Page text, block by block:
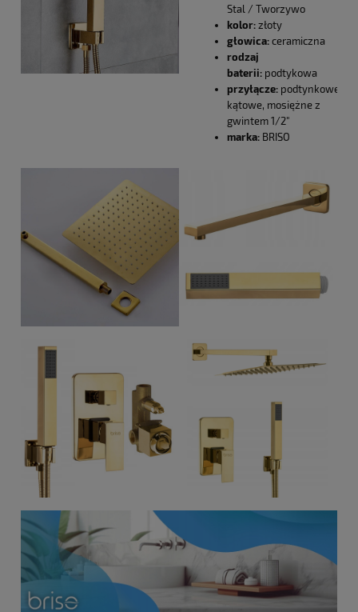
Stal / Tworzywo
kolor: złoty
głowica: ceramiczna
rodzaj
baterii: podtykowa
przyłącze: podtynkowe,
kątowe, mosiężne z
gwintem 1/2"
marka: BRISO